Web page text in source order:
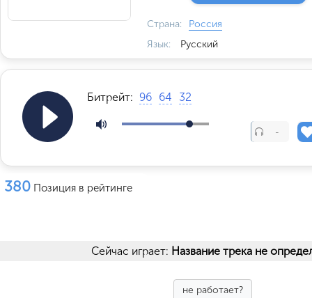
Страна:
Россия
Язык:
Русский
Битрейт: 96 64 32
-
380 Позиция в рейтинге
Сейчас играет: Название трека не
не работает?